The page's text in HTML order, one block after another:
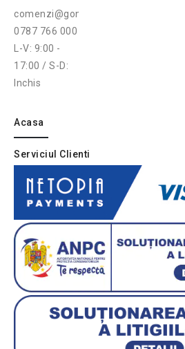
comenzi@gonga.ro
0787 766 000
L-V: 9:00 -
17:00 / S-D:
Inchis
Acasa
Serviciul Clienti